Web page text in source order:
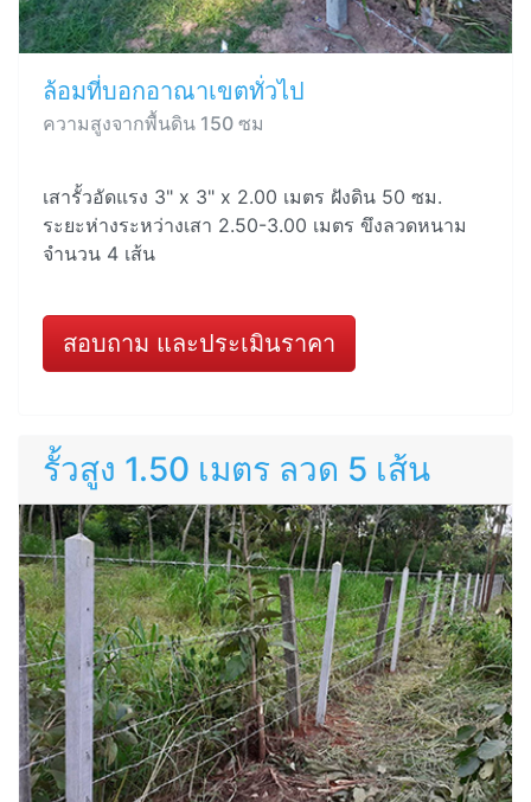
ล้อมที่บอกอาณาเขตทั่วไป
ความสูงจากพื้นดิน 150 ซม
เสารั้วอัดแรง 3" x 3" x 2.00 เมตร ฝังดิน 50 ซม.
ระยะห่างระหว่างเสา 2.50-3.00 เมตร ขึงลวดหนาม
จำนวน 4 เส้น
สอบถาม และประเมินราคา
รั้วสูง 1.50 เมตร ลวด 5 เส้น